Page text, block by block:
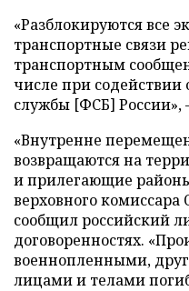
«Разблокируются все
транспортные связи
транспортным
числе при
службы [ФСБ] России»,
«Внутренне
возвращаются на
и прилегающие
верховного
сообщил российский
договоренностях.
военнопленными,
лицами и телами